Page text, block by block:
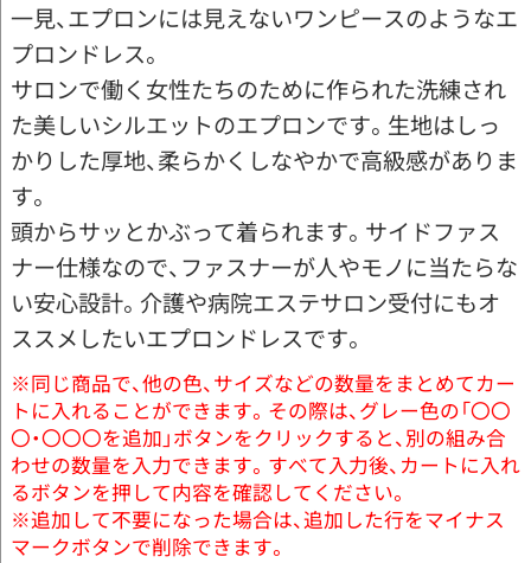
一見、エプロンには見えないワンピースのようなエ
プロンドレス。
サロンで働く女性たちのために作られた洗練され
た美しいシルエットのエプロンです。生地はしっ
かりした厚地、柔らかくしなやかで高級感がありま
す。
頭からサッとかぶって着られます。サイドファス
ナー仕様なので、ファスナーが人やモノに当たらな
い安心設計。介護や病院エステサロン受付にもオ
ススメしたいエプロンドレスです。
※同じ商品で、他の色、サイズなどの数量をまとめてカー
トに入れることができます。その際は、グレー色の「〇〇
〇・〇〇〇を追加」ボタンをクリックすると、別の組み合
わせの数量を入力できます。すべて入力後、カートに入れ
るボタンを押して内容を確認してください。
※追加して不要になった場合は、追加した行をマイナス
マークボタンで削除できます。